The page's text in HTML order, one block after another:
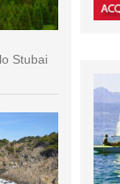
Stubai